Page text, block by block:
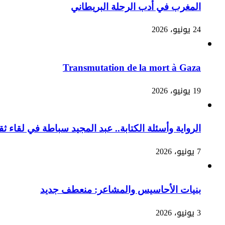
المغرب في أدب الرحلة البريطاني
24 يونيو، 2026
Transmutation de la mort à Gaza
19 يونيو، 2026
الرواية وأسئلة الكتابة.. عبد المجيد سباطة في لقاء
7 يونيو، 2026
بنيات الأحاسيس والمشاعر: منعطف جديد
3 يونيو، 2026